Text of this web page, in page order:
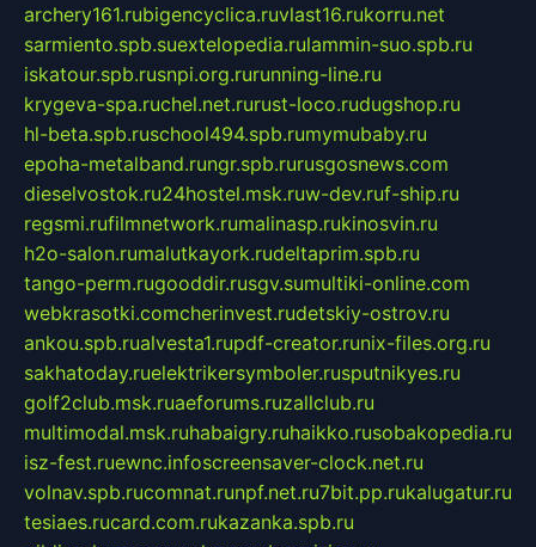
archery161.rubigencyclica.ruvlast16.rukorru.net
sarmiento.spb.suextelopedia.rulammin-suo.spb.ru
iskatour.spb.rusnpi.org.rurunning-line.ru
krygeva-spa.ruchel.net.rurust-loco.rudugshop.ru
hl-beta.spb.ruschool494.spb.rumymubaby.ru
epoha-metalband.rungr.spb.rurusgosnews.com
dieselvostok.ru24hostel.msk.ruw-dev.ruf-ship.ru
regsmi.rufilmnetwork.rumalinasp.rukinosvin.ru
h2o-salon.rumalutkayork.rudeltaprim.spb.ru
tango-perm.rugooddir.rusgv.sumultiki-online.com
webkrasotki.comcherinvest.rudetskiy-ostrov.ru
ankou.spb.rualvesta1.rupdf-creator.runix-files.org.ru
sakhatoday.ruelektrikersymboler.rusputnikyes.ru
golf2club.msk.ruaeforums.ruzallclub.ru
multimodal.msk.ruhabaigry.ruhaikko.rusobakopedia.ru
isz-fest.ruewnc.infoscreensaver-clock.net.ru
volnav.spb.rucomnat.runpf.net.ru7bit.pp.rukalugatur.ru
tesiaes.rucard.com.rukazanka.spb.ru